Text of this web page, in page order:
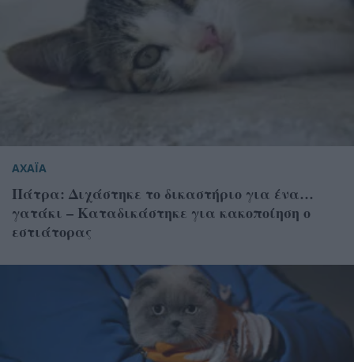
ΑΧΑΪΑ
Πάτρα: Διχάστηκε το δικαστήριο για ένα…
γατάκι – Καταδικάστηκε για κακοποίηση ο
εστιάτορας